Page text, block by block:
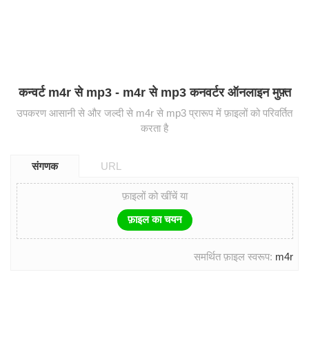
कन्वर्ट m4r से mp3 - m4r से mp3 कनवर्टर ऑनलाइन मुफ़्त
उपकरण आसानी से और जल्दी से m4r से mp3 प्रारूप में फ़ाइलों को परिवर्तित
करता है
संगणक URL
फ़ाइलों को खींचें या
फ़ाइल का चयन
समर्थित फ़ाइल स्वरूप: m4r